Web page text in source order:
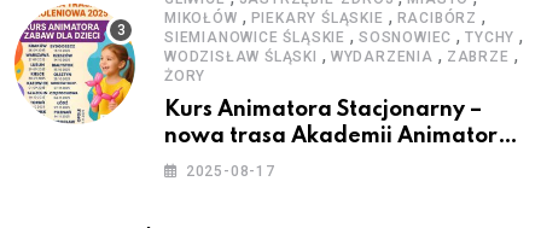
MIKOŁÓW , PIEKARY ŚLĄSKIE , RACIBÓRZ ,
SIEMIANOWICE ŚLĄSKIE ,SOSNOWIEC ,TYCHY ,
WODZISŁAW ŚLĄSKI , WYDARZENIA , ZABRZE ,
ŻORY
Kurs Animatora Stacjonarny –
nowa trasa Akademii Animatora
– jesień 2025
2025-08-17